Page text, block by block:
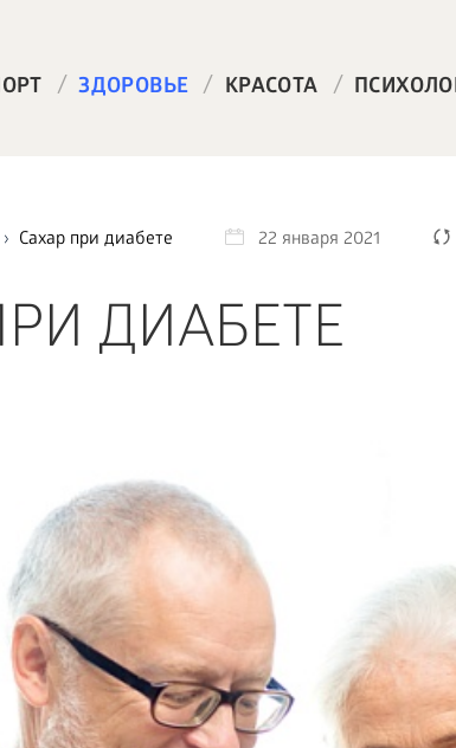
/ ЗДОРОВЬЕ / КРАСОТА /
Сахар при диабете 22 января 2021
ДИАБЕТЕ